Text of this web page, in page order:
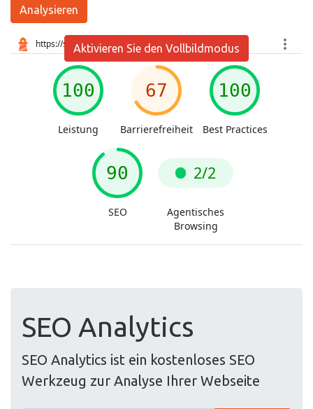
Analysieren
Aktivieren Sie den Vollbildmodus
SEO Analytics
SEO Analytics ist ein kostenloses SEO
Werkzeug zur Analyse Ihrer Webseite